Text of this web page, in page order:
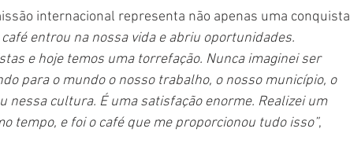
internacional representa não apenas uma conquista
café entrou na nossa vida e abriu oportunidades.
e hoje temos uma torrefação. Nunca imaginei ser
para o mundo o nosso trabalho, o nosso município, o
nessa cultura. É uma satisfação enorme. Realizei um
tempo, e foi o café que me proporcionou tudo isso”,